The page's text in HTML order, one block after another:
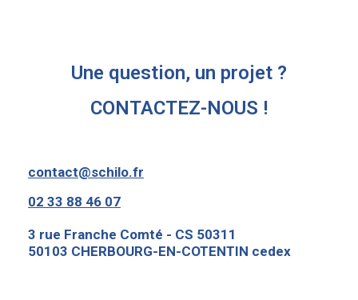
Une question, un projet ?
CONTACTEZ-NOUS !
contact@schilo.fr
02 33 88 46 07
3 rue Franche Comté - CS 50311
50103 CHERBOURG-EN-COTENTIN cedex